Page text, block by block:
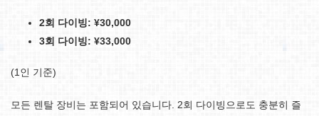
2회 다이빙: ¥30,000
3회 다이빙: ¥33,000
(1인 기준)
모든 렌탈 장비는 포함되어 있습니다. 2회 다이빙으로도 충분히 즐